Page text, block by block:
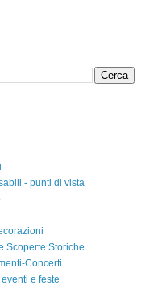
- punti di vista
Scoperte Storiche
Concerti
e feste